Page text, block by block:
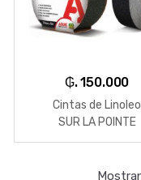
₲. 150.000
Cintas de Linoleo
SUR LA POINTE